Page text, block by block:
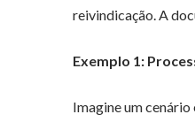
reivindicação. A
Exemplo 1:
Imagine um